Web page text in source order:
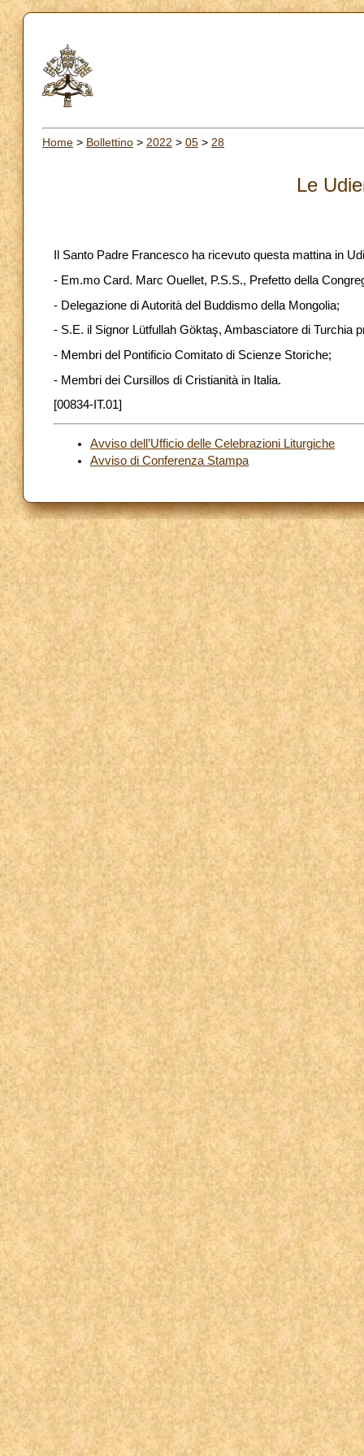
Home > Bollettino > 2022 > 05 > 28
Le
Il Santo Padre Francesco ha ricevuto questa mattina in
- Em.mo Card. Marc Ouellet, P.S.S., Prefetto della
- Delegazione di Autorità del Buddismo della Mongolia;
- S.E. il Signor Lütfullah Göktaş, Ambasciatore di Turchia
- Membri del Pontificio Comitato di Scienze Storiche;
- Membri dei Cursillos di Cristianità in Italia.
[00834-IT.01]
Avviso dell’Ufficio delle Celebrazioni Liturgiche
Avviso di Conferenza Stampa